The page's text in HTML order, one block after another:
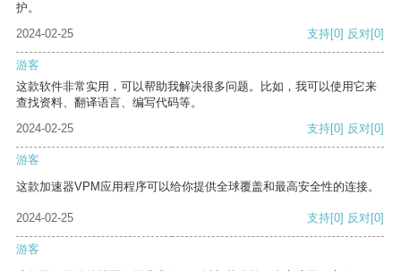
护。
2024-02-25
支持[0] 反对[0]
游客
这款软件非常实用，可以帮助我解决很多问题。比如，我可以使用它来
查找资料、翻译语言、编写代码等。
2024-02-25
支持[0] 反对[0]
游客
这款加速器VPM应用程序可以给你提供全球覆盖和最高安全性的连接。
2024-02-25 支持[0] 反对[0]
游客